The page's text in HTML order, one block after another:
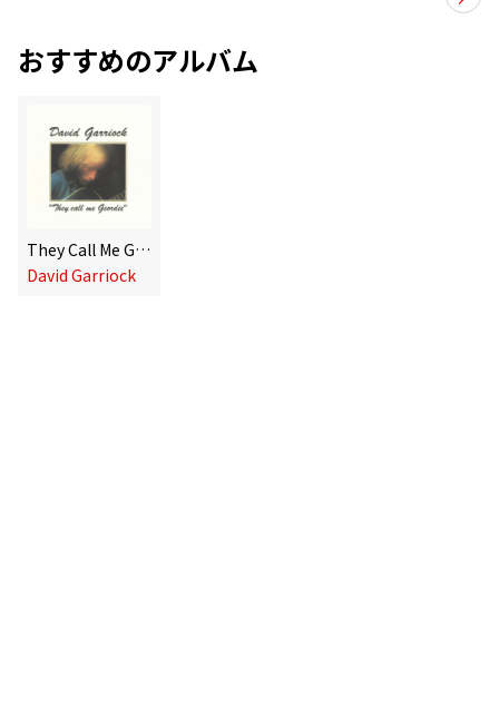
おすすめのアルバム
They Call Me Geordie
David Garriock